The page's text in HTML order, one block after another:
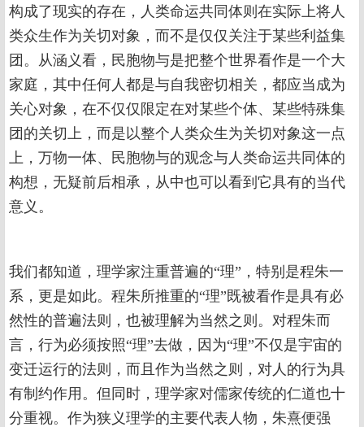
构成了现实的存在，人类命运共同体则在实际上将人
类众生作为关切对象，而不是仅仅关注于某些利益集
团。从涵义看，民胞物与是把整个世界看作是一个大
家庭，其中任何人都是与自我密切相关，都应当成为
关心对象，在不仅仅限定在对某些个体、某些特殊集
团的关切上，而是以整个人类众生为关切对象这一点
上，万物一体、民胞物与的观念与人类命运共同体的
构想，无疑前后相承，从中也可以看到它具有的当代
意义。
我们都知道，理学家注重普遍的“理”，特别是程朱一
系，更是如此。程朱所推重的“理”既被看作是具有必
然性的普遍法则，也被理解为当然之则。对程朱而
言，行为必须按照“理”去做，因为“理”不仅是宇宙的
变迁运行的法则，而且作为当然之则，对人的行为具
有制约作用。但同时，理学家对儒家传统的仁道也十
分重视。作为狭义理学的主要代表人物，朱熹便强